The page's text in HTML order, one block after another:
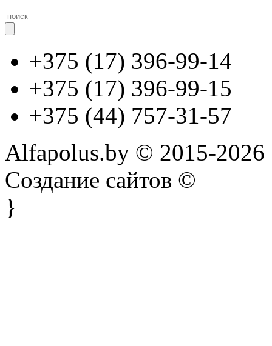
+375 (17) 396-99-14
+375 (17) 396-99-15
+375 (44) 757-31-57
Alfapolus.by © 2015-2026
Создание сайтов ©
}